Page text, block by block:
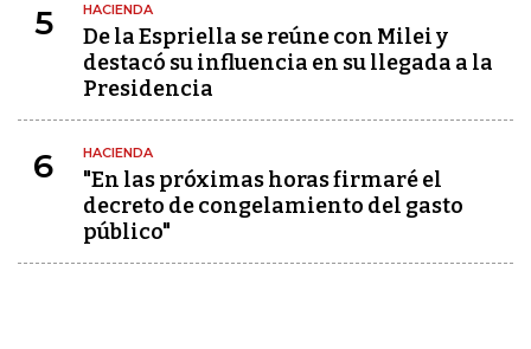
5 HACIENDA
De la Espriella se reúne con Milei y
destacó su influencia en su llegada a la
Presidencia
6 HACIENDA
"En las próximas horas firmaré el
decreto de congelamiento del gasto
público"